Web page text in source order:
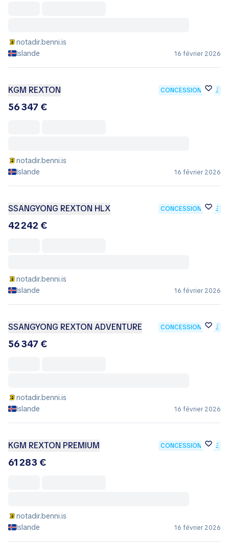
notadir.benni.is
Islande
16 février 2026
KGM REXTON CONCESSIONNAIRE
56 347 €
notadir.benni.is
Islande
16 février 2026
SSANGYONG REXTON HLX CONCESSIONNAIRE
42 242 €
notadir.benni.is
Islande
16 février 2026
SSANGYONG REXTON ADVENTURE CONCESSIONNAIRE
56 347 €
notadir.benni.is
Islande
16 février 2026
KGM REXTON PREMIUM CONCESSIONNAIRE
61 283 €
notadir.benni.is
Islande
16 février 2026